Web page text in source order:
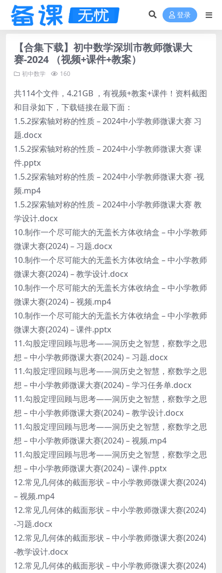
登录
【合集下载】初中数学深圳市教师微课大
赛-2024 （视频+课件+教案）
初中数学 160
共114个文件，4.21GB ，有视频+教案+课件！资料截图
和目录如下，下载链接在最下面：
1.5.2探索轴对称的性质 – 2024中小学教师微课大赛 习
题.docx
1.5.2探索轴对称的性质 – 2024中小学教师微课大赛 课
件.pptx
1.5.2探索轴对称的性质 – 2024中小学教师微课大赛 -视
频.mp4
1.5.2探索轴对称的性质 – 2024中小学教师微课大赛 教
学设计.docx
10.制作一个尽可能大的无盖长方体收纳盒 – 中小学教师
微课大赛(2024) – 习题.docx
10.制作一个尽可能大的无盖长方体收纳盒 – 中小学教师
微课大赛(2024) – 教学设计.docx
10.制作一个尽可能大的无盖长方体收纳盒 – 中小学教师
微课大赛(2024) – 视频.mp4
10.制作一个尽可能大的无盖长方体收纳盒 – 中小学教师
微课大赛(2024) – 课件.pptx
11.勾股定理回顾与思考——洞历史之智慧，察数学之思
想 – 中小学教师微课大赛(2024) – 习题.docx
11.勾股定理回顾与思考——洞历史之智慧，察数学之思
想 – 中小学教师微课大赛(2024) – 学习任务单.docx
11.勾股定理回顾与思考——洞历史之智慧，察数学之思
想 – 中小学教师微课大赛(2024) – 教学设计.docx
11.勾股定理回顾与思考——洞历史之智慧，察数学之思
想 – 中小学教师微课大赛(2024) – 视频.mp4
11.勾股定理回顾与思考——洞历史之智慧，察数学之思
想 – 中小学教师微课大赛(2024) – 课件.pptx
12.常见几何体的截面形状 – 中小学教师微课大赛(2024)
– 视频.mp4
12.常见几何体的截面形状 – 中小学教师微课大赛(2024)
-习题.docx
12.常见几何体的截面形状 – 中小学教师微课大赛(2024)
-教学设计.docx
12.常见几何体的截面形状 – 中小学教师微课大赛(2024)